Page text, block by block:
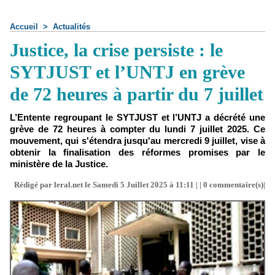
Accueil > Actualités
Justice, la crise persiste : le
SYTJUST et l’UNTJ en grève
de 72 heures à partir du 7 juillet
L’Entente regroupant le SYTJUST et l’UNTJ a décrété une
grève de 72 heures à compter du lundi 7 juillet 2025. Ce
mouvement, qui s'étendra jusqu'au mercredi 9 juillet, vise à
obtenir la finalisation des réformes promises par le
ministère de la Justice.
Rédigé par leral.net le Samedi 5 Juillet 2025 à 11:11 | | 0 commentaire(s)|